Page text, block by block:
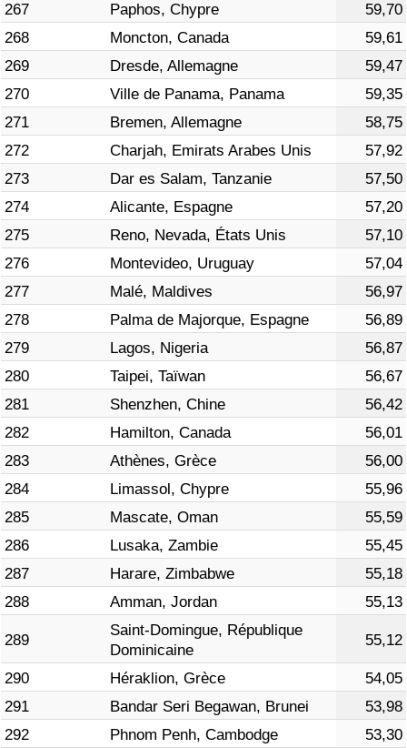
267
Paphos, Chypre
59,70
268
Moncton, Canada
59,61
269
Dresde, Allemagne
59,47
270
Ville de Panama, Panama
59,35
271
Bremen, Allemagne
58,75
272
Charjah, Emirats Arabes Unis
57,92
273
Dar es Salam, Tanzanie
57,50
274
Alicante, Espagne
57,20
275
Reno, Nevada, États Unis
57,10
276
Montevideo, Uruguay
57,04
277
Malé, Maldives
56,97
278
Palma de Majorque, Espagne
56,89
279
Lagos, Nigeria
56,87
280
Taipei, Taïwan
56,67
281
Shenzhen, Chine
56,42
282
Hamilton, Canada
56,01
283
Athènes, Grèce
56,00
284
Limassol, Chypre
55,96
285
Mascate, Oman
55,59
286
Lusaka, Zambie
55,45
287
Harare, Zimbabwe
55,18
288
Amman, Jordan 55,13
289
Saint-Domingue, République
Dominicaine
55,12
290 Héraklion, Grèce
54,05
291
Bandar Seri Begawan, Brunei
53,98
292
Phnom Penh, Cambodge 53,30